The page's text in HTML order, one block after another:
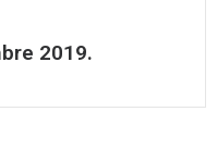
2019.